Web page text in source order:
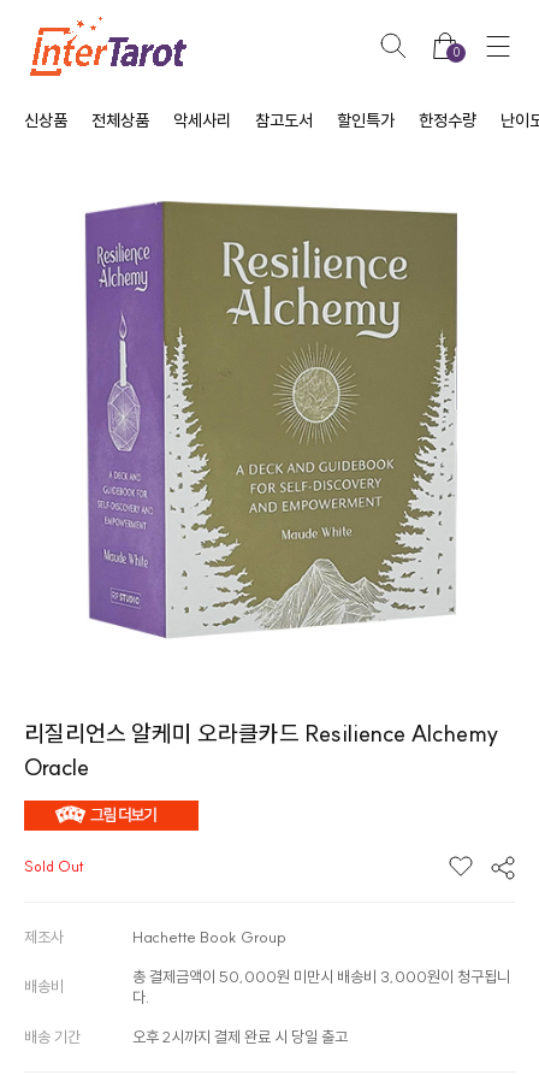
0
신상품 전체상품 악세사리 참고도서 할인특가 한정수량 난이
리질리언스 알케미 오라클카드 Resilience Alchemy
Oracle
Sold Out
제조사 Hachette Book Group
배송비
총 결제금액이 50,000원 미만시 배송비 3,000원이 청구됩니
다.
배송 기간 오후 2시까지 결제 완료 시 당일 출고